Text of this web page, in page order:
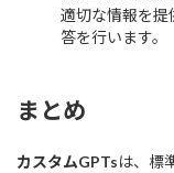
適切な情報を提
答を行います。
まとめ
カスタムGPTsは、標